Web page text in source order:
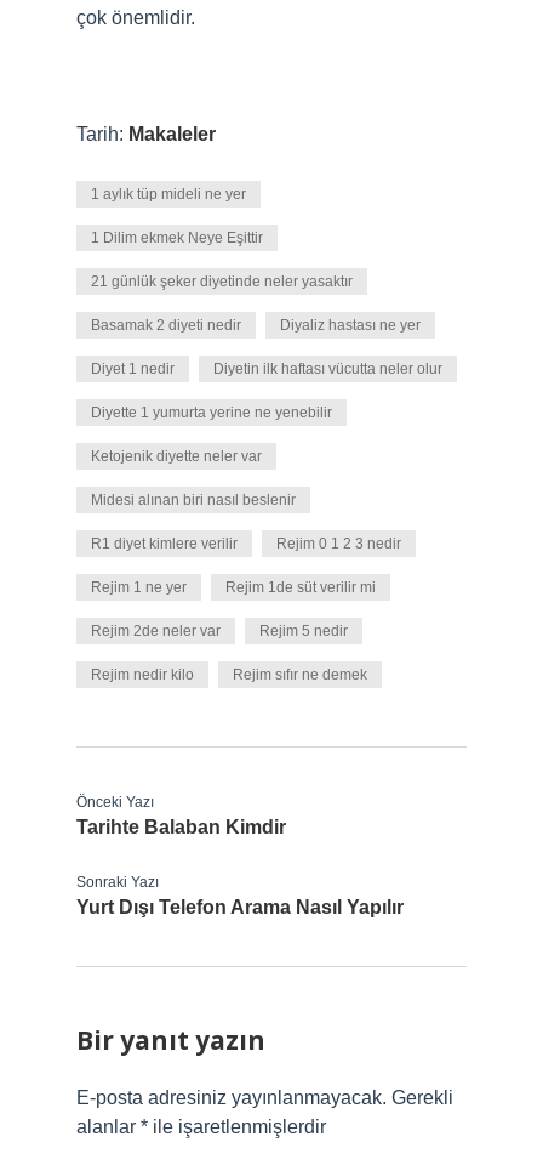
çok önemlidir.
Tarih: Makaleler
1 aylık tüp mideli ne yer
1 Dilim ekmek Neye Eşittir
21 günlük şeker diyetinde neler yasaktır
Basamak 2 diyeti nedir Diyaliz hastası ne yer
Diyet 1 nedir Diyetin ilk haftası vücutta neler olur
Diyette 1 yumurta yerine ne yenebilir
Ketojenik diyette neler var
Midesi alınan biri nasıl beslenir
R1 diyet kimlere verilir Rejim 0 1 2 3 nedir
Rejim 1 ne yer Rejim 1de süt verilir mi
Rejim 2de neler var Rejim 5 nedir
Rejim nedir kilo Rejim sıfır ne demek
Önceki Yazı
Tarihte Balaban Kimdir
Sonraki Yazı
Yurt Dışı Telefon Arama Nasıl Yapılır
Bir yanıt yazın
E-posta adresiniz yayınlanmayacak. Gerekli
alanlar * ile işaretlenmişlerdir